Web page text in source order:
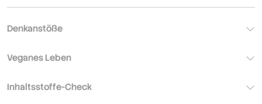
Denkanstöße
Veganes Leben
Inhaltsstoffe-Check